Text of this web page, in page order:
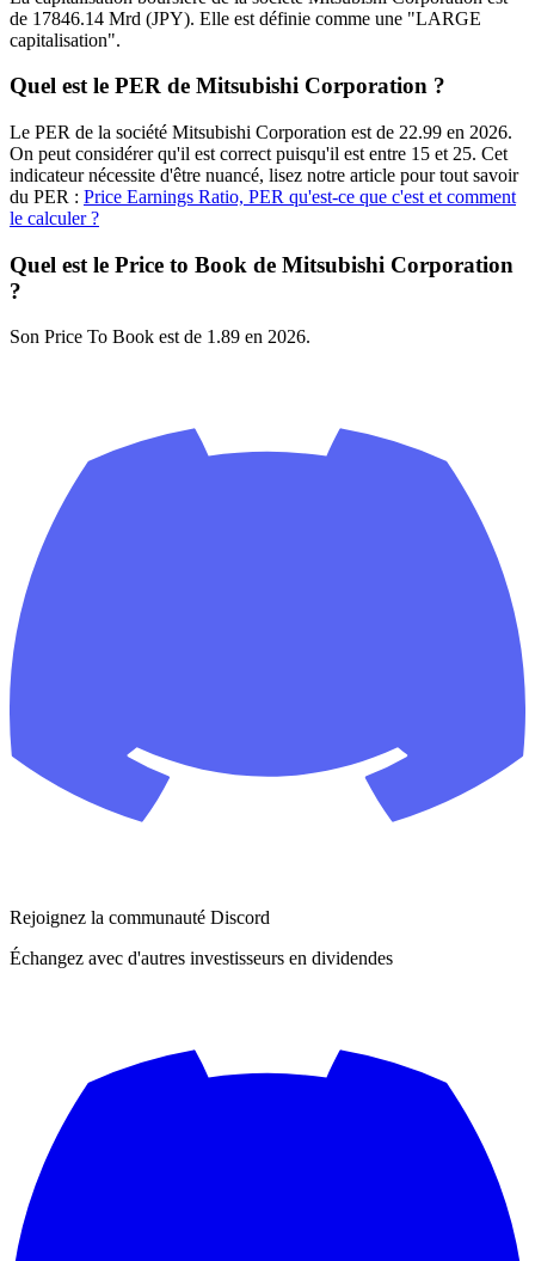
de 17846.14 Mrd (JPY). Elle est définie comme une "LARGE
capitalisation".
Quel est le PER de Mitsubishi Corporation ?
Le PER de la société Mitsubishi Corporation est de 22.99 en 2026.
On peut considérer qu'il est correct puisqu'il est entre 15 et 25. Cet
indicateur nécessite d'être nuancé, lisez notre article pour tout savoir
du PER : Price Earnings Ratio, PER qu'est-ce que c'est et comment
le calculer ?
Quel est le Price to Book de Mitsubishi Corporation
?
Son Price To Book est de 1.89 en 2026.
Rejoignez la communauté Discord
Échangez avec d'autres investisseurs en dividendes